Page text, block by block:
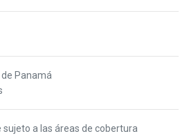
Panamá
sujeto a las áreas de cobertura